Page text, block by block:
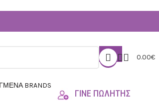
0.00€
BRANDS
ΓΙΝΕ ΠΩΛΗΤΗΣ